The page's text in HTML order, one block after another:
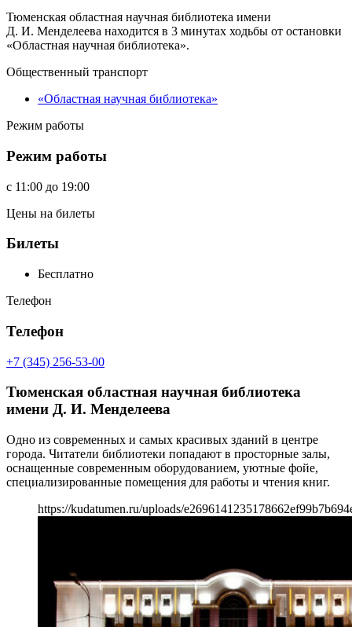
Тюменская областная научная библиотека имени
Д. И. Менделеева находится в 3 минутах ходьбы от остановки
«Областная научная библиотека».
Общественный транспорт
«Областная научная библиотека»
Режим работы
Режим работы
c 11:00 до 19:00
Цены на билеты
Билеты
Бесплатно
Телефон
Телефон
+7 (345) 256-53-00
Тюменская областная научная библиотека
имени Д. И. Менделеева
Одно из современных и самых красивых зданий в центре
города. Читатели библиотеки попадают в просторные залы,
оснащенные современным оборудованием, уютные фойе,
специализированные помещения для работы и чтения книг.
https://kudatumen.ru/uploads/